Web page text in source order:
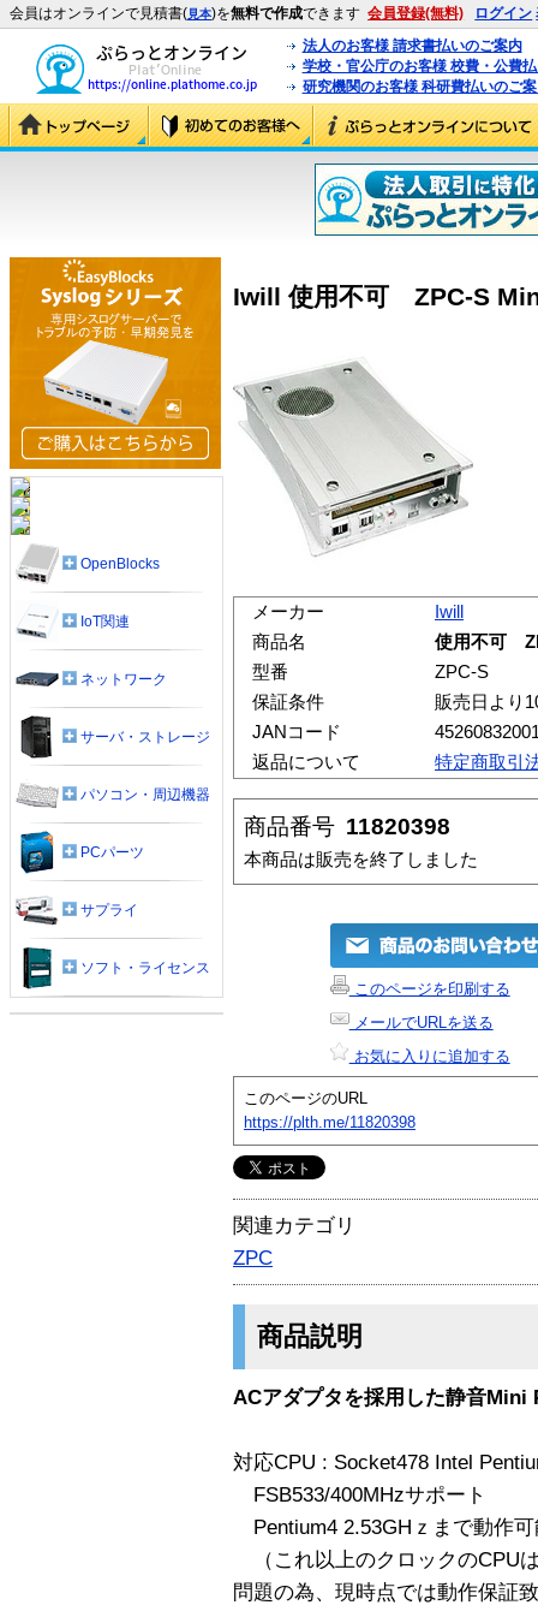
会員はオンラインで見積書(見本)を無料で作成できます 会員登録(無料) ログイン
法人のお客様 請求書払いのご案内
学校・官公庁のお客様 校費・公費
研究機関のお客様 科研費払いのご
Iwill 使用不可 ZPC-S
メーカー
Iwill
商品名
使用不可
型番
ZPC-S
保証条件
販売日より
JANコード
返品について
特定商取引
商品番号 11820398
本商品は販売を終了しました
このページを印刷する
メールでURLを送る
お気に入りに追加する
このページのURL
https://plth.me/11820398
関連カテゴリ
ZPC
商品説明
ACアダプタを採用した静音Mini
対応CPU : Socket478 Intel
FSB533/400MHzサポート
Pentium4 2.53GHｚまで動作可
（これ以上のクロックのCPU
問題の為、現時点では動作保証
OpenBlocks
IoT関連
ネットワーク
サーバ・ストレージ
パソコン・周辺機器
PCパーツ
サプライ
ソフト・ライセンス